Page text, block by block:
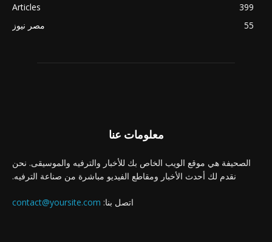
Articles
399
مصر نيوز
55
معلومات عنا
الصحيفة هي موقع الويب الخاص بك للأخبار والترفيه والموسيقى. نحن
نقدم لك أحدث الأخبار ومقاطع الفيديو مباشرة من صناعة الترفيه.
اتصل بنا: contact@yoursite.com